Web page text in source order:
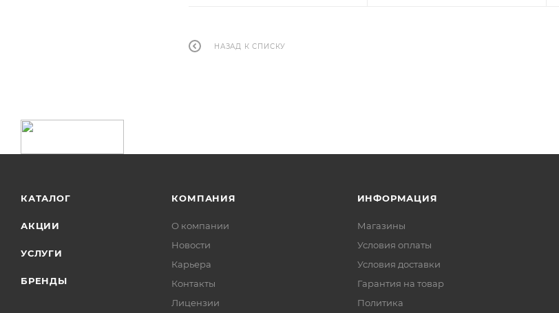
НАЗАД К СПИСКУ
КАТАЛОГ
АКЦИИ
УСЛУГИ
БРЕНДЫ
КОМПАНИЯ
О компании
Новости
Карьера
Контакты
Лицензии
ИНФОРМАЦИЯ
Магазины
Условия оплаты
Условия доставки
Гарантия на товар
Политика